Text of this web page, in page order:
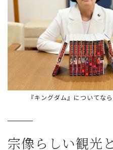
『キングダム』についてな
宗像らしい観光と